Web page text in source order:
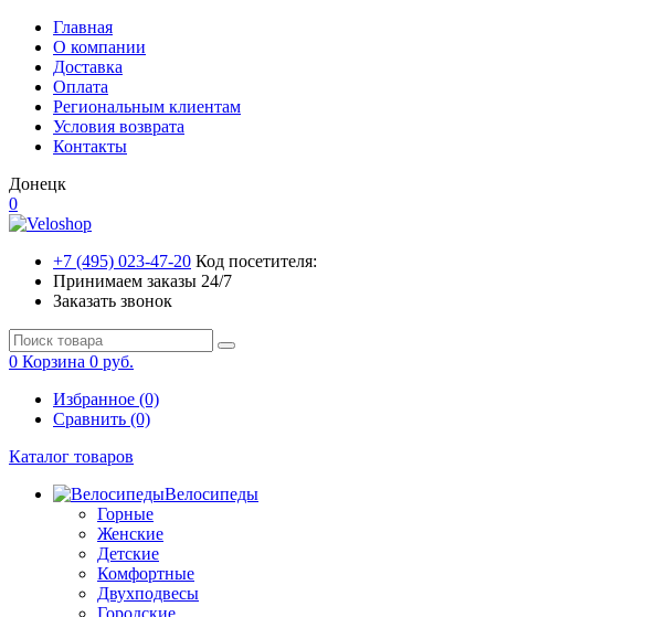
Главная
О компании
Доставка
Оплата
Региональным клиентам
Условия возврата
Контакты
Донецк
0
+7 (495) 023-47-20 Код посетителя:
Принимаем заказы 24/7
Заказать звонок
0 Корзина 0 руб.
Избранное (0)
Сравнить (0)
Каталог товаров
Велосипеды
Горные
Женские
Детские
Комфортные
Двухподвесы
Городские